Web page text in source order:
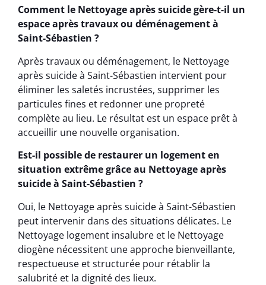
Comment le Nettoyage après suicide gère-t-il un
espace après travaux ou déménagement à
Saint-Sébastien ?
Après travaux ou déménagement, le Nettoyage
après suicide à Saint-Sébastien intervient pour
éliminer les saletés incrustées, supprimer les
particules fines et redonner une propreté
complète au lieu. Le résultat est un espace prêt à
accueillir une nouvelle organisation.
Est-il possible de restaurer un logement en
situation extrême grâce au Nettoyage après
suicide à Saint-Sébastien ?
Oui, le Nettoyage après suicide à Saint-Sébastien
peut intervenir dans des situations délicates. Le
Nettoyage logement insalubre et le Nettoyage
diogène nécessitent une approche bienveillante,
respectueuse et structurée pour rétablir la
salubrité et la dignité des lieux.